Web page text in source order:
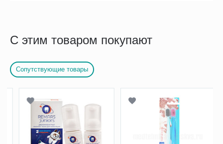
С этим товаром покупают
Сопутствующие товары